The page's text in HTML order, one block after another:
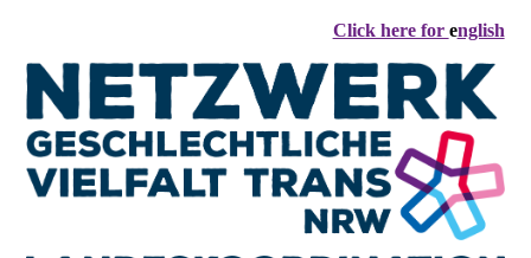
Click here for english